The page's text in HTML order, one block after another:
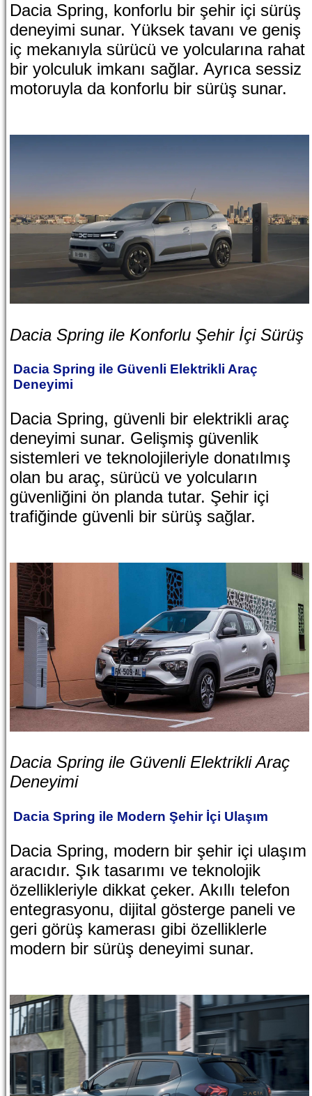
Dacia Spring, konforlu bir şehir içi sürüş
deneyimi sunar. Yüksek tavanı ve geniş
iç mekanıyla sürücü ve yolcularına rahat
bir yolculuk imkanı sağlar. Ayrıca sessiz
motoruyla da konforlu bir sürüş sunar.
Dacia Spring ile Konforlu Şehir İçi Sürüş
Dacia Spring ile Güvenli Elektrikli Araç
Deneyimi
Dacia Spring, güvenli bir elektrikli araç
deneyimi sunar. Gelişmiş güvenlik
sistemleri ve teknolojileriyle donatılmış
olan bu araç, sürücü ve yolcuların
güvenliğini ön planda tutar. Şehir içi
trafiğinde güvenli bir sürüş sağlar.
Dacia Spring ile Güvenli Elektrikli Araç
Deneyimi
Dacia Spring ile Modern Şehir İçi Ulaşım
Dacia Spring, modern bir şehir içi ulaşım
aracıdır. Şık tasarımı ve teknolojik
özellikleriyle dikkat çeker. Akıllı telefon
entegrasyonu, dijital gösterge paneli ve
geri görüş kamerası gibi özelliklerle
modern bir sürüş deneyimi sunar.